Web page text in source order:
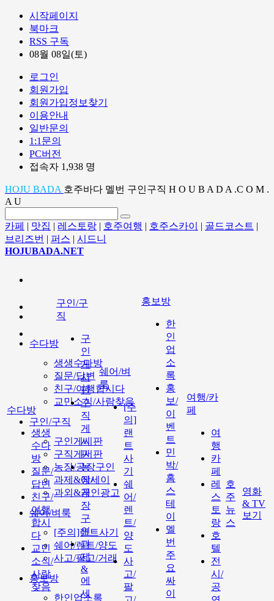
시작페이지
북마크
RSS 구독
08월 08일(토)
로그인
회원가입
회원가입정보찾기
이용안내
일반문의
1:1문의
PC버전
접속자 1,938 명
HOJU BADA 호주바다 멜번 구인구직 H O U B A D A .C O M .
A U
카페 | 맛집 | 레스토랑 | 호주여행 | 호주스카이 | 골드코스트 |
브리즈번 | 퍼스 | 시드니
HOJUBADA.NET
수다방
생생수다방
질문/답변
친구/여행합시다
교민소식/사람찾음
구인/구직
구인게시판
구직게시판
농장/공장구인
과제&에세이
과외&개인광고
쉐어/벼룩
[주의]랜트사기
쉐어/렌트/양도
사고/팔고/거래
홍보방
한인업소록
수다방
생생
수다
방
질문/
답변
친구/
여행
합시
다
교민
소식/
사람
찾음
구인/구
직
구
인
게
시
판
구
직
게
시
판
농
장/
공
장
구
인
과
제
&
에
세
쉐어/벼
룩
[주
의]
랜
트
사
기
쉐
어/
렌
트/
양
도
사
고/
팔
홍보방
한
인
업
소
록
홍
보/
이
벤
트
민
박/
홈
스
테
이
멜
번
주
요
싸
이
여행/카
페
여
행
카
페
레
스
토
랑
호
텔
전
시/
공
호
주
뉴
스
영화
& TV
보기